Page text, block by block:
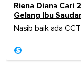
Riena Diana Cari
Gelang Ibu
Nasib baik ada